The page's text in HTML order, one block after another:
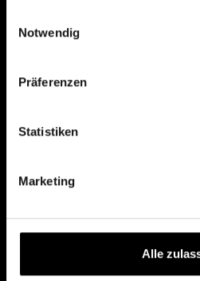
Notwendig
Präferenzen
Statistiken
Marketing
Alle
All rights reserved.
Depot eröffnen
Depot übertragen
Konditionen